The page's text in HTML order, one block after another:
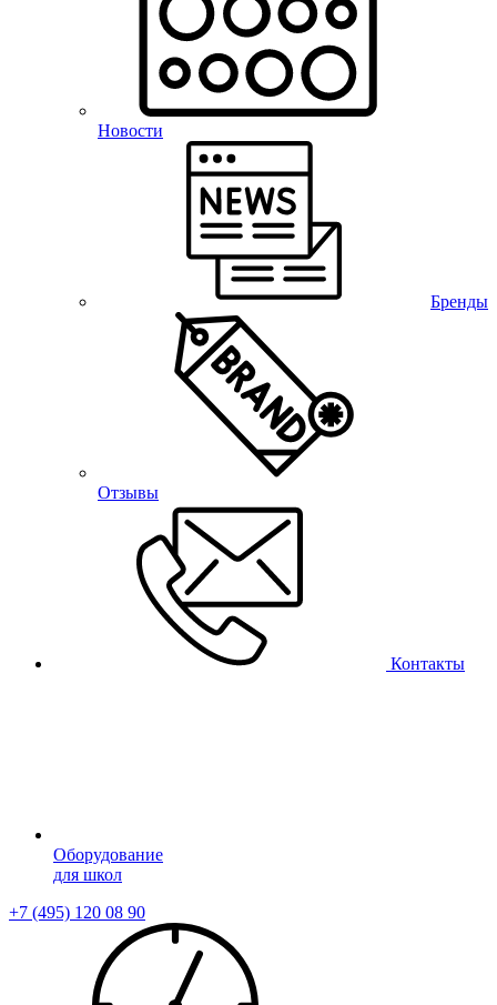
Новости
Бренды
Отзывы
Контакты
Оборудование
для школ
+7 (495) 120 08 90